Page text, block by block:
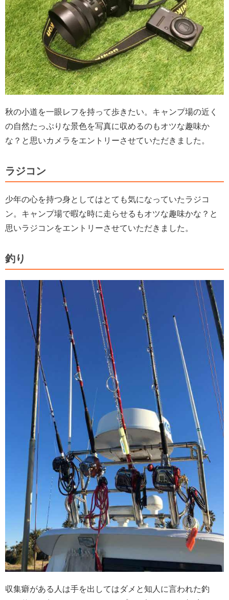
秋の小道を一眼レフを持って歩きたい。キャンプ場の近く
の自然たっぷりな景色を写真に収めるのもオツな趣味か
な？と思いカメラをエントリーさせていただきました。
ラジコン
少年の心を持つ身としてはとても気になっていたラジコ
ン。キャンプ場で暇な時に走らせるもオツな趣味かな？と
思いラジコンをエントリーさせていただきました。
釣り
収集癖がある人は手を出してはダメと知人に言われた釣